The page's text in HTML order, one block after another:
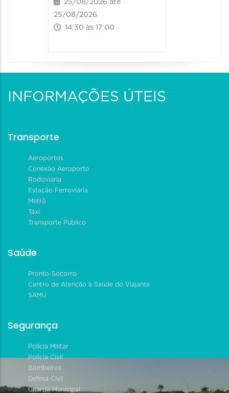
25/08/2026 até
25/08/2026
14:30 às 17:00
INFORMAÇÕES ÚTEIS
Transporte
Aeroportos
Conexão Aeroporto
Rodoviária
Estação Ferroviária
Metrô
Táxi
Transporte Público
Saúde
Pronto-Socorro
Centro de Atenção à Saúde do Viajante
SAMU
Segurança
Polícia Militar
Polícia Civil
Bombeiros
Defesa Civil
Guarda Municipal